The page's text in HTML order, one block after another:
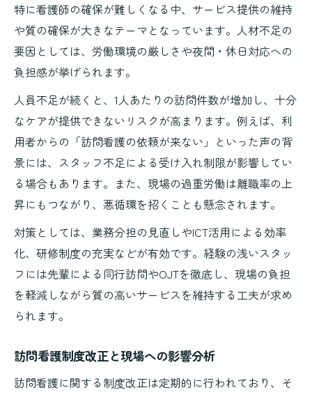
特に看護師の確保が難しくなる中、サービス提供の維持
や質の確保が大きなテーマとなっています。人材不足の
要因としては、労働環境の厳しさや夜間・休日対応への
負担感が挙げられます。
人員不足が続くと、1人あたりの訪問件数が増加し、十分
なケアが提供できないリスクが高まります。例えば、利
用者からの「訪問看護の依頼が来ない」といった声の背
景には、スタッフ不足による受け入れ制限が影響してい
る場合もあります。また、現場の過重労働は離職率の上
昇にもつながり、悪循環を招くことも懸念されます。
対策としては、業務分担の見直しやICT活用による効率
化、研修制度の充実などが有効です。経験の浅いスタッ
フには先輩による同行訪問やOJTを徹底し、現場の負担
を軽減しながら質の高いサービスを維持する工夫が求め
られます。
訪問看護制度改正と現場への影響分析
訪問看護に関する制度改正は定期的に行われており、そ